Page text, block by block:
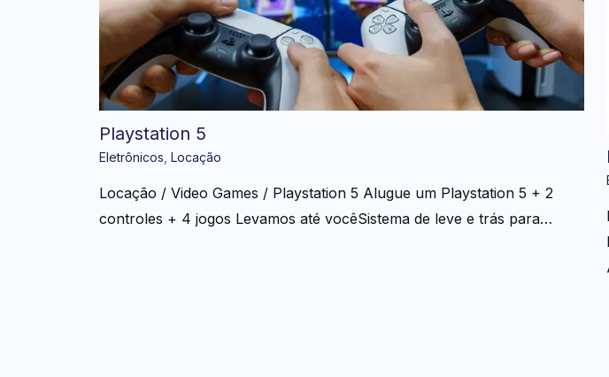
Playstation 5
Eletrônicos Locação
Locação / Video Games / Playstation 5 Alugue um Playstation 5 + 2
controles + 4 jogos Levamos até vocêSistema de leve e trás para…